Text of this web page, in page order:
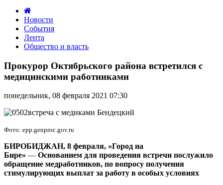
Новости
События
Лента
Общество и власть
Октябрьского
района
встретился
медицинскими
работниками
Прокурор Октябрьского района встретился с
медицинскими работниками
понедельник, 08 февраля 2021 07:30
Фото: epp.genproc.gov.ru
БИРОБИДЖАН, 8 февраля, «Город на
Бире» — Основанием для проведения встречи послужило
обращение медработников, по вопросу получения
стимулирующих выплат за работу в особых условиях